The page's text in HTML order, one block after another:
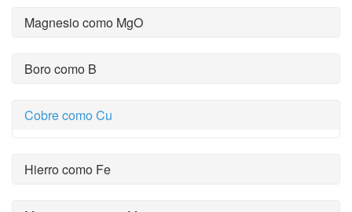
Magnesio como MgO
Boro como B
Cobre como Cu
Hierro como Fe